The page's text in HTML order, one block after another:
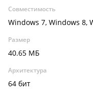
Совместимость
Windows 7, Windows 8,
Размер
40.65 МБ
Архитектура
64 бит